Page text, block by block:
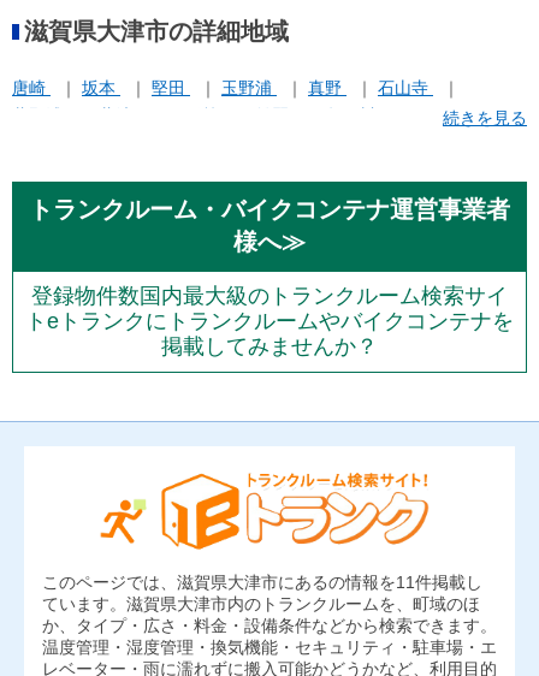
滋賀県大津市の詳細地域
唐崎 坂本 堅田 玉野浦 真野
石山寺
萱野浦
蓮池町 長等 雄琴 鳥居川町 続きを見る
トランクルーム・バイクコンテナ運営事業者
様へ≫
登録物件数国内最大級のトランクルーム検索サイ
トeトランクにトランクルームやバイクコンテナを
掲載してみませんか？
このページでは、滋賀県大津市にあるの情報を11件掲載し
ています。滋賀県大津市内のトランクルームを、町域のほ
か、タイプ・広さ・料金・設備条件などから検索できます。
温度管理・湿度管理・換気機能・セキュリティ・駐車場・エ
レベーター・雨に濡れずに搬入可能かどうかなど、利用目的